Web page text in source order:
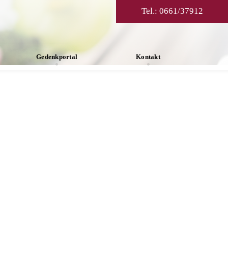
Gedenkportal Kontakt
Tel.: 0661/37912